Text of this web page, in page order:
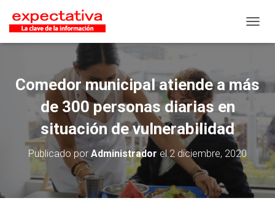
Comedor municipal atiende a más
de 300 personas diarias en
situación de vulnerabilidad
Publicado por Administrador el2 diciembre, 2020